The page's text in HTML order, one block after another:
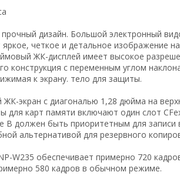
дизайн. Большой электронный
четкое и детальное изображение
ЖК-дисплей имеет высокое
конструкция с переменным углом
к экрану. тело для защиты.
экран с диагональю 1,28 дюйма на
для карт памяти включают один слот
B должен быть приоритетным для
альтернативой для резервного
W235 обеспечивает примерно 720
580 кадров в обычном режиме.